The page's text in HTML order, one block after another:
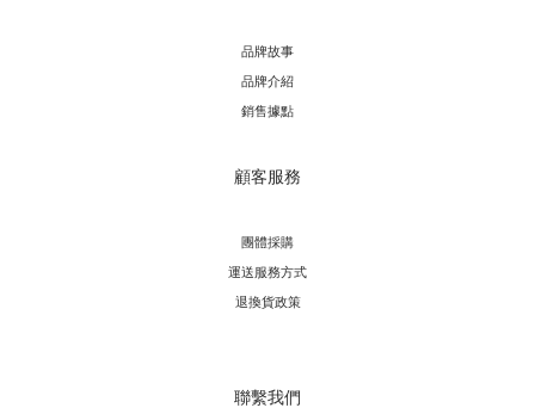
品牌故事
品牌介紹
銷售據點
顧客服務
團體採購
運送服務方式
退換貨政策
聯繫我們